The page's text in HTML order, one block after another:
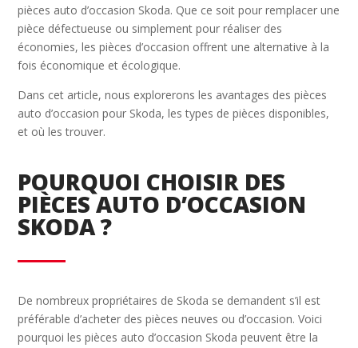
pièces auto d’occasion Skoda. Que ce soit pour remplacer une
pièce défectueuse ou simplement pour réaliser des
économies, les pièces d’occasion offrent une alternative à la
fois économique et écologique.
Dans cet article, nous explorerons les avantages des pièces
auto d’occasion pour Skoda, les types de pièces disponibles,
et où les trouver.
POURQUOI CHOISIR DES
PIÈCES AUTO D’OCCASION
SKODA ?
De nombreux propriétaires de Skoda se demandent s’il est
préférable d’acheter des pièces neuves ou d’occasion. Voici
pourquoi les pièces auto d’occasion Skoda peuvent être la